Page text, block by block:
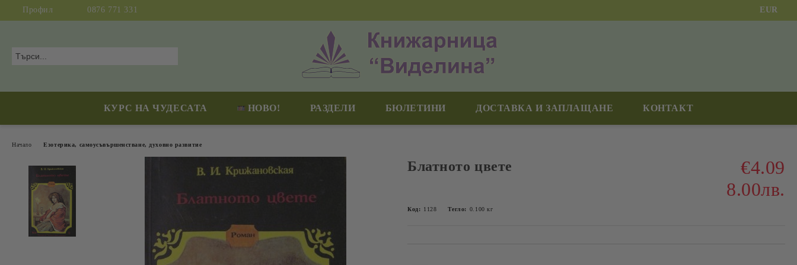
Профил 0876 771 331 EUR
КУРС НА ЧУДЕСАТА НОВО! РАЗДЕЛИ БЮЛЕТИНИ ДОСТАВКА И ЗАПЛАЩАНЕ КОНТАКТ
Начало Езотерика, самоусъвършенстване, духовно развитие
Блатното цвете
€4.09
8.00лв.
Код: 1128 Тегло: 0.100 кг